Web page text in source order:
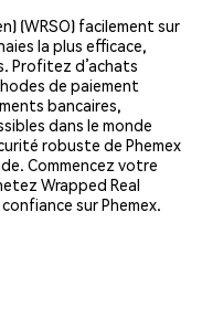
(WRSO) facilement sur
la plus efficace,
Profitez d’achats
de paiement
bancaires,
dans le monde
robuste de Phemex
Commencez votre
Wrapped Real
sur Phemex.